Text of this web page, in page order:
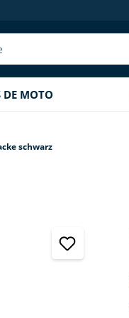
DE MOTO
schwarz